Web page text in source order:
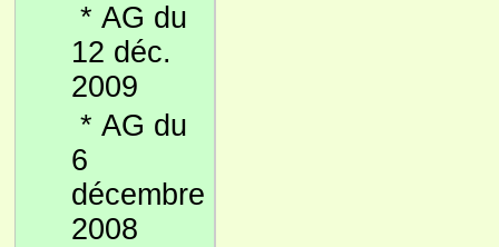
* AG du
12 déc.
2009
* AG du
6
décembre
2008